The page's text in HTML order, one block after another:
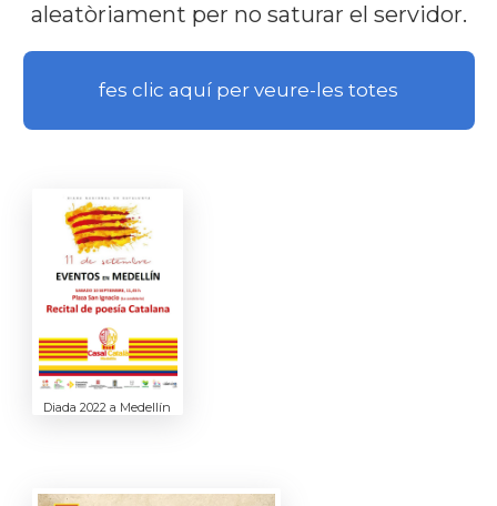
aleatòriament per no saturar el servidor.
fes clic aquí per veure-les totes
Diada 2022 a Medellín